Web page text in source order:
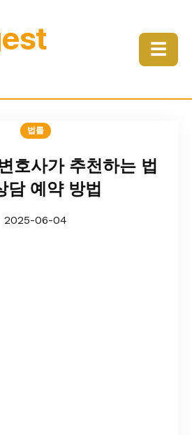
☰
법률
호사가 추천하는 법
담 예약 방법
2025-06-04